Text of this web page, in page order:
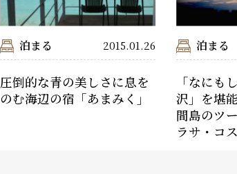
泊まる 2015.01.26
圧倒的な青の美しさに息を
のむ海辺の宿「あまみく」
泊まる
「なにも
沢」を堪
間島のツ
ラサ・コ